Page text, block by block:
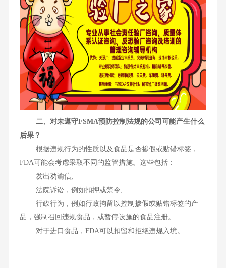
二、对未遵守FSMA预防控制法规的公司可能产生什么
后果？
根据违规行为的性质以及食品是否掺假或贴错标签，
FDA可能会考虑采取不同的监管措施。这些包括：
发出劝谕信;
法院诉讼，例如扣押或禁令;
行政行为，例如行政拘留以控制掺假或贴错标签的产
品，强制召回违规食品，或暂停设施的食品注册。
对于进口食品，FDA可以扣留和拒绝违规入境。